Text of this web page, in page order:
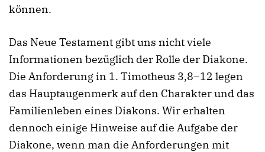
können.
Das Neue Testament gibt uns nicht viele
Informationen bezüglich der Rolle der Diakone.
Die Anforderung in 1. Timotheus 3,8–12 legen
das Hauptaugenmerk auf den Charakter und das
Familienleben eines Diakons. Wir erhalten
dennoch einige Hinweise auf die Aufgabe der
Diakone, wenn man die Anforderungen mit